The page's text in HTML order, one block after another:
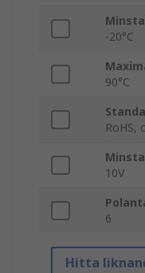
-20°C
90°C
RoHS,
10V
6
Hitta